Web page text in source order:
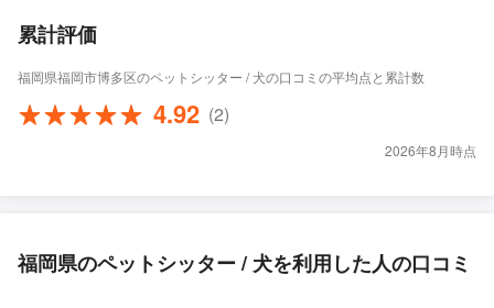
累計評価
福岡県福岡市博多区のペットシッター / 犬の口コミの平均点と累計数
4.92 (2)
2026年8月時点
福岡県のペットシッター / 犬を利用した人の口コミ